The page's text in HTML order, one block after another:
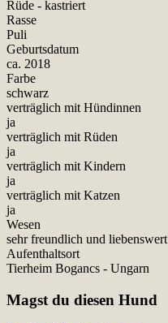
Rüde - kastriert
Rasse
Puli
Geburtsdatum
ca. 2018
Farbe
schwarz
verträglich mit Hündinnen
ja
verträglich mit Rüden
ja
verträglich mit Kindern
ja
verträglich mit Katzen
ja
Wesen
sehr freundlich und liebenswert
Aufenthaltsort
Tierheim Bogancs - Ungarn
Magst du diesen Hund